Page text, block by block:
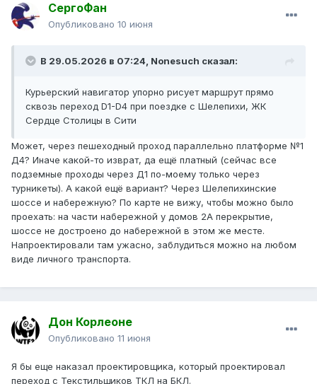
СергоФан
Опубликовано 10 июня
В 29.05.2026 в 07:24, Nonesuch сказал:
Курьерский навигатор упорно рисует маршрут прямо
сквозь переход D1-D4 при поездке с Шелепихи, ЖК
Сердце Столицы в Сити
Может, через пешеходный проход параллельно платформе №1
Д4? Иначе какой-то изврат, да ещё платный (сейчас все
подземные проходы через Д1 по-моему только через
турникеты). А какой ещё вариант? Через Шелепихинские
шоссе и набережную? По карте не вижу, чтобы можно было
проехать: на части набережной у домов 2А перекрытие,
шоссе не достроено до набережной в этом же месте.
Напроектировали там ужасно, заблудиться можно на любом
виде личного транспорта.
Дон Корлеоне
Опубликовано 11 июня
Я бы еще наказал проектировщика, который проектировал
переход с Текстильщиков ТКЛ на БКЛ.